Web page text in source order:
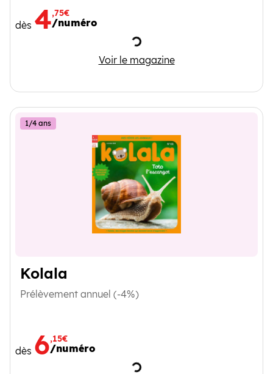
dès 4,75€
/numéro
Chargement
Voir le magazine
Picoti
Kolala
1/4 ans
Prélèvement annuel (-4%)
dès 6,15€
/numéro
Chargement